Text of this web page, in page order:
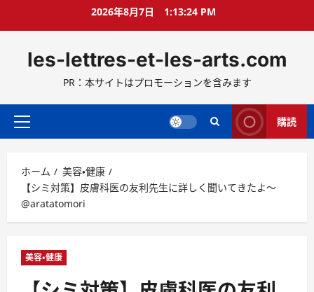
ス
ッ
2026年8月7日 1:13:25 PM
les-lettres-et-les-arts.com
PR：本サイトはプロモーションを含みます
メ
メ
ニ
ュ
ー
購読
ホーム
美容・健康
【シミ対策】皮膚科医の友利先生に詳しく聞いてきたよ〜
@aratatomori
美容・健康